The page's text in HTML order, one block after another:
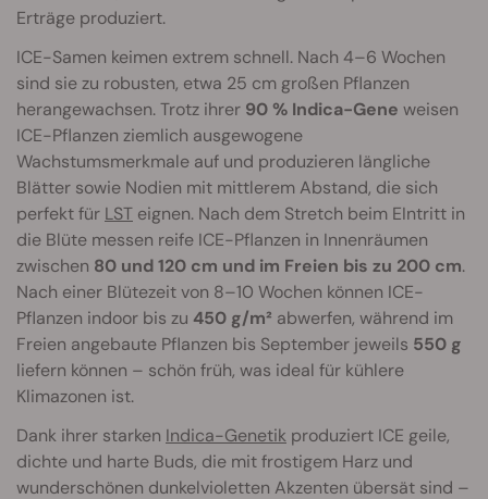
Erträge produziert.
ICE-Samen keimen extrem schnell. Nach 4–6 Wochen
sind sie zu robusten, etwa 25 cm großen Pflanzen
herangewachsen. Trotz ihrer 90 % Indica-Gene weisen
ICE-Pflanzen ziemlich ausgewogene
Wachstumsmerkmale auf und produzieren längliche
Blätter sowie Nodien mit mittlerem Abstand, die sich
perfekt für LST eignen. Nach dem Stretch beim EIntritt in
die Blüte messen reife ICE-Pflanzen in Innenräumen
zwischen 80 und 120 cm und im Freien bis zu 200 cm.
Nach einer Blütezeit von 8–10 Wochen können ICE-
Pflanzen indoor bis zu 450 g/m² abwerfen, während im
Freien angebaute Pflanzen bis September jeweils 550 g
liefern können – schön früh, was ideal für kühlere
Klimazonen ist.
Dank ihrer starken Indica-Genetik produziert ICE geile,
dichte und harte Buds, die mit frostigem Harz und
wunderschönen dunkelvioletten Akzenten übersät sind –